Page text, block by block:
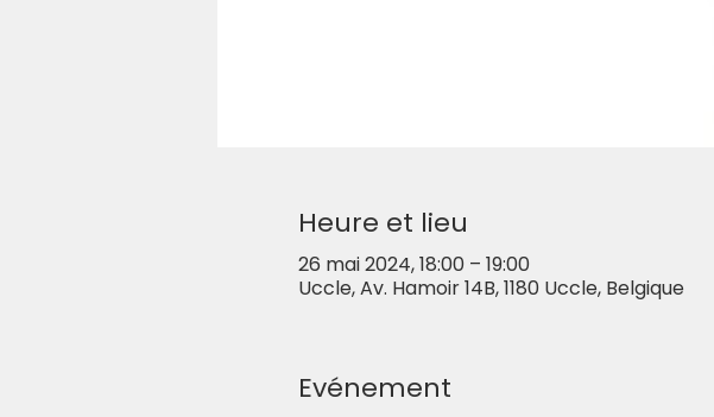
Heure et lieu
26 mai 2024, 18:00 – 19:00
Uccle, Av. Hamoir 14B, 1180 Uccle, Belgique
Evénement